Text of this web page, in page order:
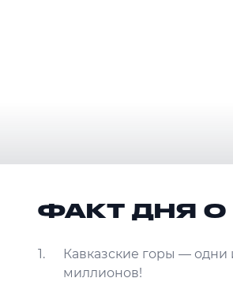
ФАКТ ДНЯ О
Кавказские горы — одни
миллионов!